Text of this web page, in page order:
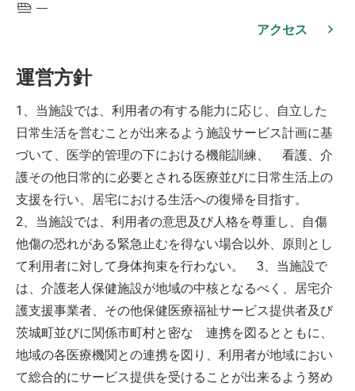
―
アクセス
運営方針
1、当施設では、利用者の有する能力に応じ、自立した
日常生活を営むことが出来るよう施設サービス計画に基
づいて、医学的管理の下における機能訓練、 看護、介
護その他日常的に必要とされる医療並びに日常生活上の
支援を行い、居宅における生活への復帰を目指す。
2、当施設では、利用者の意思及び人格を尊重し、自傷
他傷の恐れがある緊急止むを得ない場合以外、原則とし
て利用者に対して身体拘束を行わない。 3、当施設で
は、介護老人保健施設が地域の中核となるべく、居宅介
護支援事業者、その他保健医療福祉サービス提供者及び
茨城町並びに関係市町村と密な 連携を図るとともに、
地域の各医療機関との連携を図り、利用者が地域におい
て総合的にサービス提供を受けることが出来るよう努め